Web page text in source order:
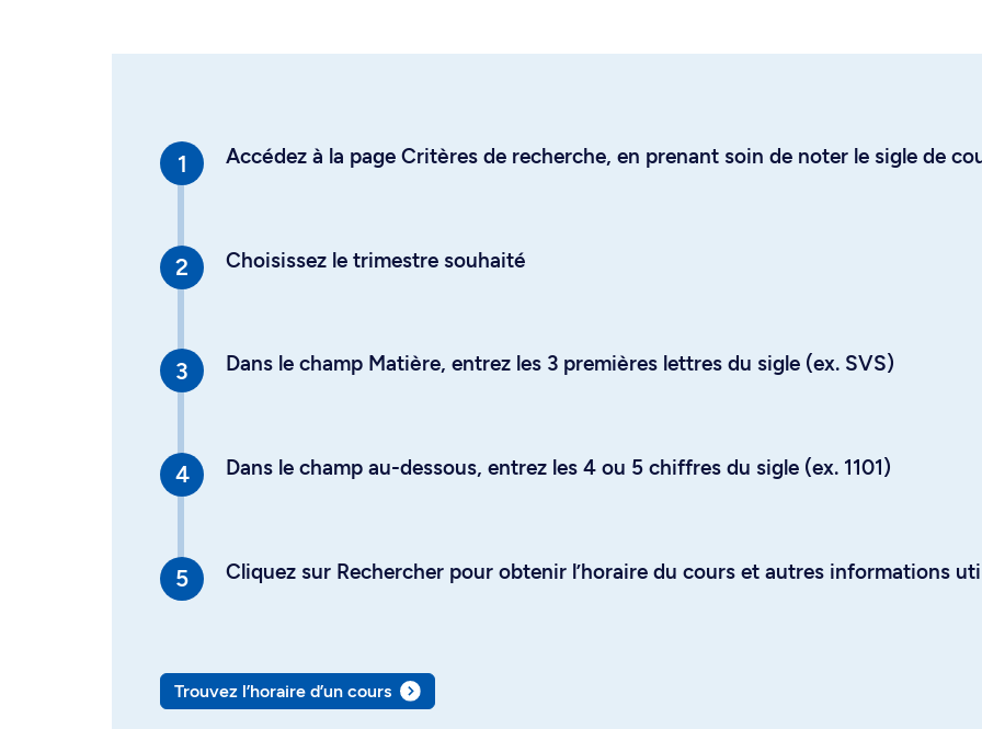
Accédez à la page Critères de recherche, en prenant soin de noter le sigle de
Choisissez le trimestre souhaité
Dans le champ Matière, entrez les 3 premières lettres du sigle (ex. SVS)
Dans le champ au-dessous, entrez les 4 ou 5 chiffres du sigle (ex. 1101)
Cliquez sur Rechercher pour obtenir l’horaire du cours et autres informations
Trouvez l’horaire d’un cours